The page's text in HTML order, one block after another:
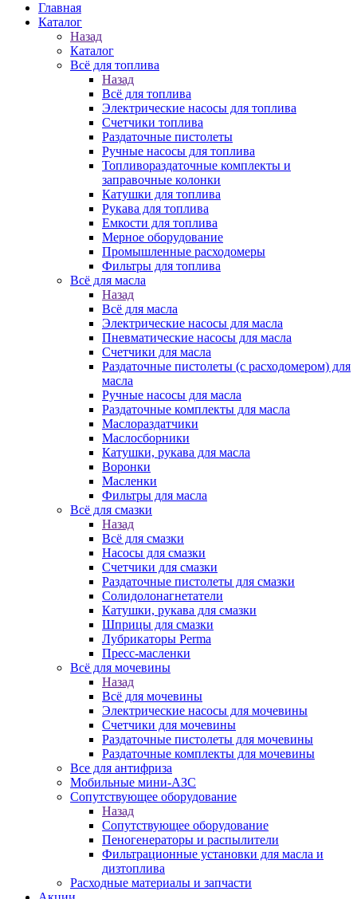
Главная
Каталог
Назад
Каталог
Всё для топлива
Назад
Всё для топлива
Электрические насосы для топлива
Счетчики топлива
Раздаточные пистолеты
Ручные насосы для топлива
Топливораздаточные комплекты и
заправочные колонки
Катушки для топлива
Рукава для топлива
Емкости для топлива
Мерное оборудование
Промышленные расходомеры
Фильтры для топлива
Всё для масла
Назад
Всё для масла
Электрические насосы для масла
Пневматические насосы для масла
Счетчики для масла
Раздаточные пистолеты (с расходомером) для
масла
Ручные насосы для масла
Раздаточные комплекты для масла
Маслораздатчики
Маслосборники
Катушки, рукава для масла
Воронки
Масленки
Фильтры для масла
Всё для смазки
Назад
Всё для смазки
Насосы для смазки
Счетчики для смазки
Раздаточные пистолеты для смазки
Солидолонагнетатели
Катушки, рукава для смазки
Шприцы для смазки
Лубрикаторы Perma
Пресс-масленки
Всё для мочевины
Назад
Всё для мочевины
Электрические насосы для мочевины
Счетчики для мочевины
Раздаточные пистолеты для мочевины
Раздаточные комплекты для мочевины
Все для антифриза
Мобильные мини-АЗС
Сопутствующее оборудование
Назад
Сопутствующее оборудование
Пеногенераторы и распылители
Фильтрационные установки для масла и
дизтоплива
Расходные материалы и запчасти